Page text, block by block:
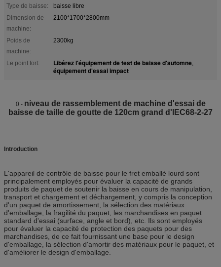
Type de baisse:
baisse libre
Dimension de
machine:
2100*1700*2800mm
Poids de
machine:
2300kg
Le point fort: Libérez l'équipement de test de baisse d'automne,
équipement d'essai impact
0 - niveau de rassemblement de machine d'essai de
baisse de taille de goutte de 120cm grand d'IEC68-2-27
Introduction
L'appareil de contrôle de baisse pour le fret emballé lourd sont
principalement employés pour évaluer la capacité de grands
produits de paquet de soutenir la baisse en cours de manipulation,
transport et chargement et déchargement, y compris la conception
d'un paquet de amortissement, la sélection des matériaux
d'emballage, la fragilité du paquet, les marchandises en paquet
standard d'essai (surface, angle et bord), etc. Ils sont employés
pour évaluer la capacité de protection des paquets pour des
marchandises, de ce fait fournissant une base pour le design
d'emballage, la sélection d'amortir des matériaux pour le paquet, et
d'améliorer le design d'emballage.